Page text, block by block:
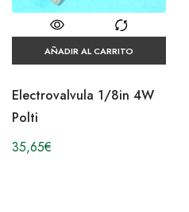
AÑADIR AL CARRITO
Electrovalvula 1/8in 4W
Polti
35,65€